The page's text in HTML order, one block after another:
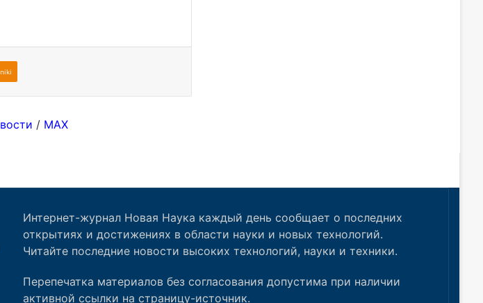
Интернет-журнал Новая Наука каждый день сообщает о последних
открытиях и достижениях в области науки и новых технологий.
Читайте последние новости высоких технологий, науки и техники.
Перепечатка материалов без согласования допустима при наличии
активной ссылки на страницу-источник.